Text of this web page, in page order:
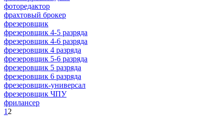
фоторедактор
фрахтовый брокер
фрезеровщик
фрезеровщик 4-5 разряда
фрезеровщик 4-6 разряда
фрезеровщик 4 разряда
фрезеровщик 5-6 разряда
фрезеровщик 5 разряда
фрезеровщик 6 разряда
фрезеровщик-универсал
фрезеровщик ЧПУ
фрилансер
1 2